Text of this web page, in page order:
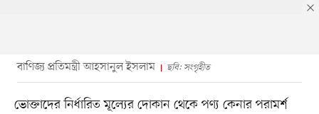
বাণিজ্য প্রতিমন্ত্রী আহসানুল ইসলাম ছবি: সংগৃহীত
ভোক্তাদের নির্ধারিত মূল্যের দোকান থেকে পণ্য কেনার পরামর্শ